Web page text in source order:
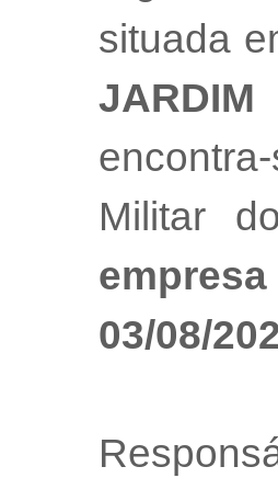
situada
Militar
03/08/